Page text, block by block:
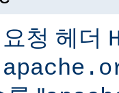
청 헤더